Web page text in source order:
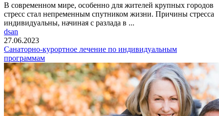
В современном мире, особенно для жителей крупных городов
стресс стал непременным спутником жизни. Причины стресса
индивидуальны, начиная с разлада в ...
dsan
27.06.2023
Санаторно-курортное лечение по индивидуальным
программам